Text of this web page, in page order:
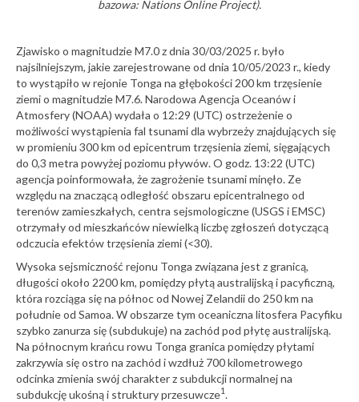
bazowa: Nations Online Project).
Zjawisko o magnitudzie M7.0 z dnia 30/03/2025 r. było
najsilniejszym, jakie zarejestrowane od dnia 10/05/2023 r., kiedy
to wystąpiło w rejonie Tonga na głębokości 200 km trzęsienie
ziemi o magnitudzie M7.6. Narodowa Agencja Oceanów i
Atmosfery (NOAA) wydała o 12:29 (UTC) ostrzeżenie o
możliwości wystąpienia fal tsunami dla wybrzeży znajdujących się
w promieniu 300 km od epicentrum trzęsienia ziemi, sięgających
do 0,3 metra powyżej poziomu pływów. O godz. 13:22 (UTC)
agencja poinformowała, że zagrożenie tsunami minęło. Ze
względu na znaczącą odległość obszaru epicentralnego od
terenów zamieszkałych, centra sejsmologiczne (USGS i EMSC)
otrzymały od mieszkańców niewielką liczbę zgłoszeń dotyczącą
odczucia efektów trzęsienia ziemi (<30).
Wysoka sejsmiczność rejonu Tonga związana jest z granicą,
długości około 2200 km, pomiędzy płytą australijską i pacyficzną,
która rozciąga się na północ od Nowej Zelandii do 250 km na
południe od Samoa. W obszarze tym oceaniczna litosfera Pacyfiku
szybko zanurza się (subdukuje) na zachód pod płytę australijską.
Na północnym krańcu rowu Tonga granica pomiędzy płytami
zakrzywia się ostro na zachód i wzdłuż 700 kilometrowego
odcinka zmienia swój charakter z subdukcji normalnej na
subdukcję ukośną i struktury przesuwcze1 .